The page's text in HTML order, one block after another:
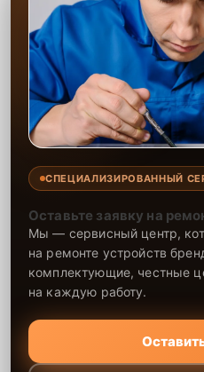
СПЕЦИАЛИЗИРОВАННЫЙ
Оставьте заявку на
Мы — сервисный центр,
на ремонте устройств
комплектующие, честные
на каждую работу.